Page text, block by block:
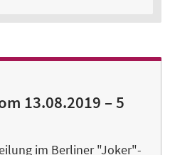
13.08.2019 – 5
im Berliner "Joker"-